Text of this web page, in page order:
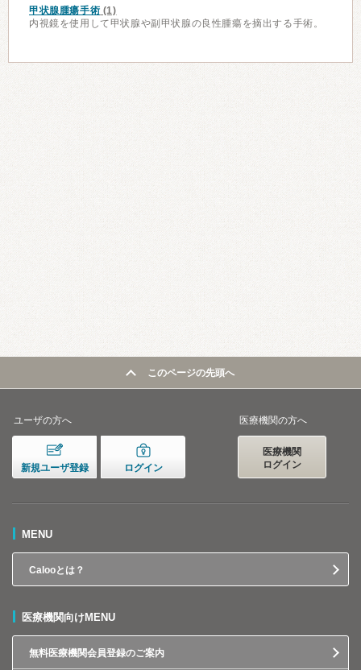
甲状腺腫瘍手術 (1)
内視鏡を使用して甲状腺や副甲状腺の良性腫瘍を摘出する手術。
このページの先頭へ
ユーザの方へ
新規ユーザ登録 ログイン
医療機関の方へ
医療機関
ログイン
MENU
Calooとは？
医療機関向けMENU
無料医療機関会員登録のご案内